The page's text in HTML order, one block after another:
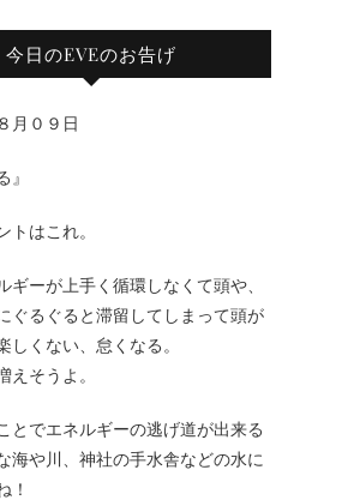
今日のEVEのお告げ
月０９日
』
トはこれ。
ギーが上手く循環しなくて頭や、
ぐるぐると滞留してしまって頭が
しくない、怠くなる。
えそうよ。
とでエネルギーの逃げ道が出来る
海や川、神社の手水舎などの水に
！